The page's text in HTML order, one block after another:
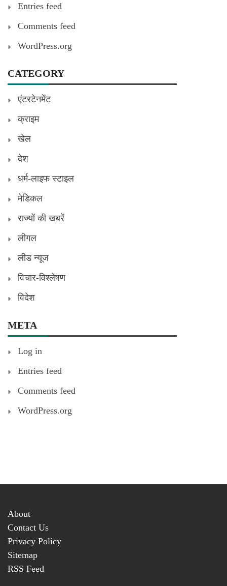
Entries feed
Comments feed
WordPress.org
CATEGORY
एंटरटेनमेंट
क्राइम
खेल
देश
धर्म-लाइफ स्टाइल
मेडिकल
राज्यों की खबरें
लीगल
लीड न्यूज
विचार-विश्लेषण
विदेश
META
Log in
Entries feed
Comments feed
WordPress.org
About
Contact Us
Privacy Policy
Sitemap
RSS Feed